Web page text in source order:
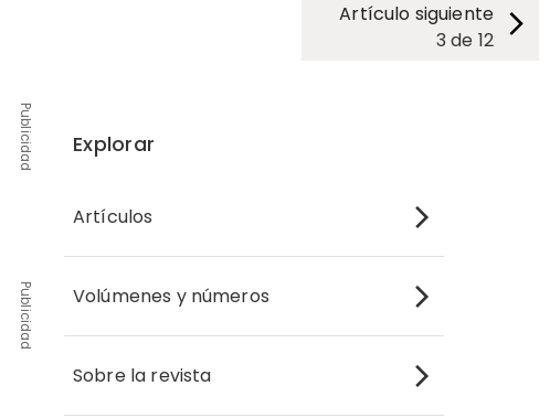
Artículo siguiente
3 de 12
Publicidad
Publicidad
Explorar
Artículos
Volúmenes y números
Sobre la revista